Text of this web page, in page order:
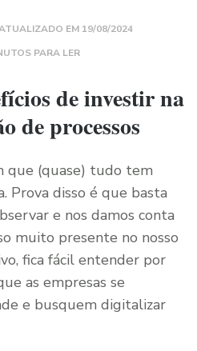
EM 19/08/2024
PARA LER
de investir na
de processos
que (quase) tudo tem
Prova disso é que basta
e nos damos conta
muito presente no nosso
fica fácil entender por
as empresas se
e busquem digitalizar